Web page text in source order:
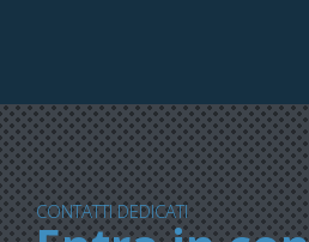
CONTATTI DEDICATI